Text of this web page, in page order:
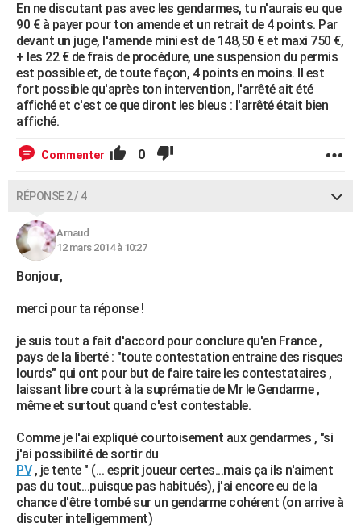
En ne discutant pas avec les gendarmes, tu n'aurais eu que
90 € à payer pour ton amende et un retrait de 4 points. Par
devant un juge, l'amende mini est de 148,50 € et maxi 750 €,
+ les 22 € de frais de procédure, une suspension du permis
est possible et, de toute façon, 4 points en moins. Il est
fort possible qu'après ton intervention, l'arrêté ait été
affiché et c'est ce que diront les bleus : l'arrêté était bien
affiché.
Commenter 0
RÉPONSE 2 / 4
Arnaud
12 mars 2014 à 10:27
Bonjour,
merci pour ta réponse !
je suis tout a fait d'accord pour conclure qu'en France ,
pays de la liberté : "toute contestation entraine des risques
lourds" qui ont pour but de faire taire les contestataires ,
laissant libre court à la suprématie de Mr le Gendarme ,
même et surtout quand c'est contestable.
Comme je l'ai expliqué courtoisement aux gendarmes , "si
j'ai possibilité de sortir du
PV, je tente " (... esprit joueur certes...mais ça ils n'aiment
pas du tout...puisque pas habitués), j'ai encore eu de la
chance d'être tombé sur un gendarme cohérent (on arrive à
discuter intelligemment)